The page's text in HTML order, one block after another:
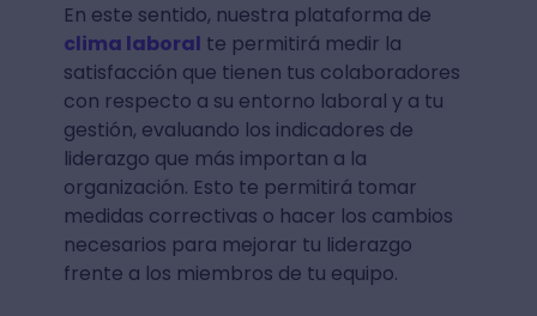
En este sentido, nuestra plataforma de
clima laboral te permitirá medir la
satisfacción que tienen tus colaboradores
con respecto a su entorno laboral y a tu
gestión, evaluando los indicadores de
liderazgo que más importan a la
organización. Esto te permitirá tomar
medidas correctivas o hacer los cambios
necesarios para mejorar tu liderazgo
frente a los miembros de tu equipo.